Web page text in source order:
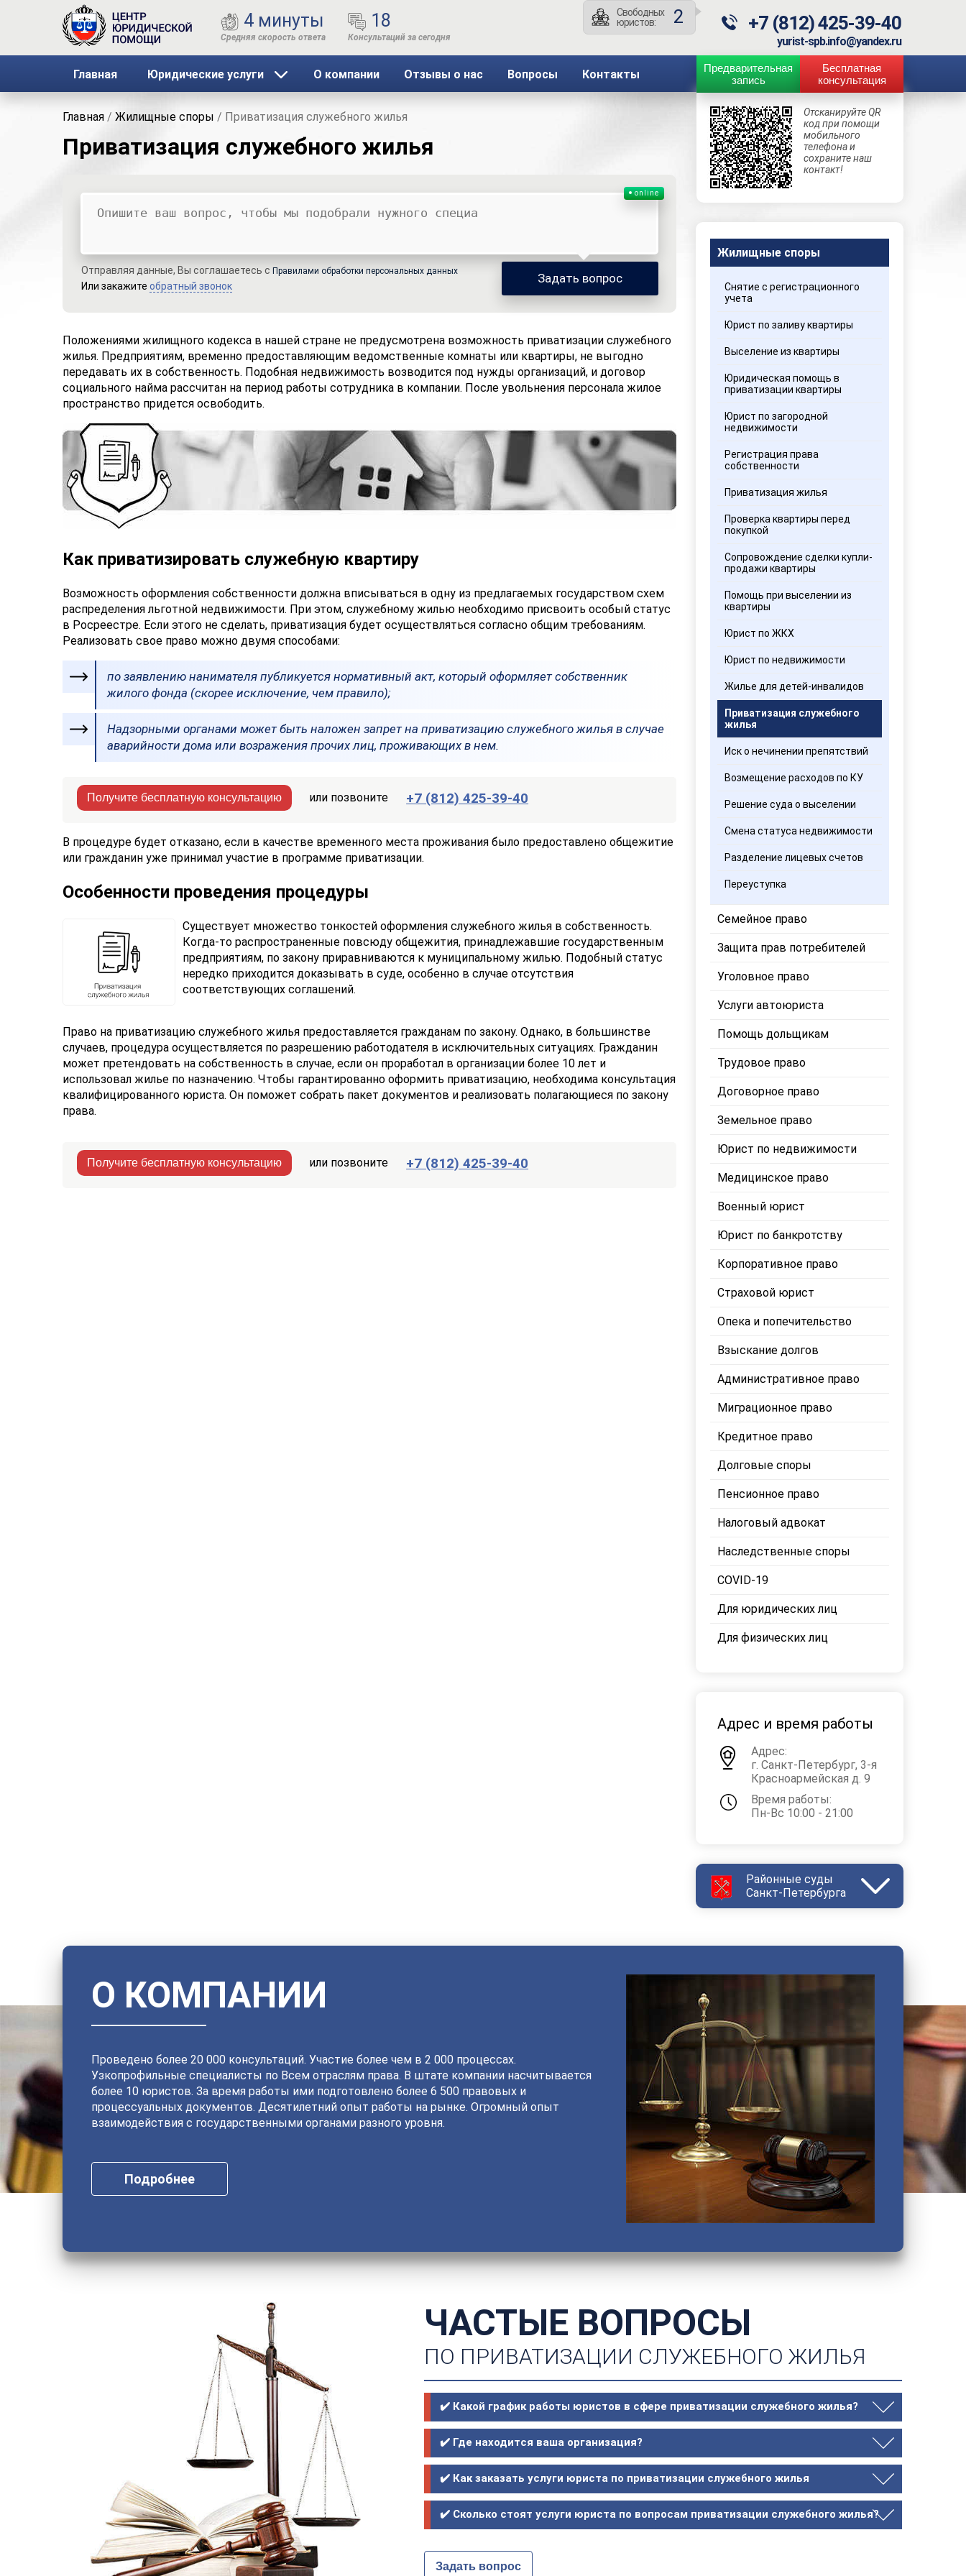
4 минуты 18
Свободных
юристов:
2 +7 (812) 425-39-40
yurist-spb.info@yandex.ru
Главная Юридические услуги О компании Отзывы о нас Вопросы Контакты
Предварительная
запись
Бесплатная
консультация
Главная / Жилищные споры / Приватизация служебного жилья
Приватизация служебного жилья
online
Отправляя данные, Вы соглашаетесь с Правилами обработки персональных данных
Или закажите обратный звонок
Задать вопрос
Положениями жилищного кодекса в нашей стране не предусмотрена возможность приватизации служебного
жилья. Предприятиям, временно предоставляющим ведомственные комнаты или квартиры, не выгодно
передавать их в собственность. Подобная недвижимость возводится под нужды организаций, и договор
социального найма рассчитан на период работы сотрудника в компании. После увольнения персонала жилое
пространство придется освободить.
Как приватизировать служебную квартиру
Возможность оформления собственности должна вписываться в одну из предлагаемых государством схем
распределения льготной недвижимости. При этом, служебному жилью необходимо присвоить особый статус
в Росреестре. Если этого не сделать, приватизация будет осуществляться согласно общим требованиям.
Реализовать свое право можно двумя способами:
по заявлению нанимателя публикуется нормативный акт, который оформляет собственник
жилого фонда (скорее исключение, чем правило);
Надзорными органами может быть наложен запрет на приватизацию служебного жилья в случае
аварийности дома или возражения прочих лиц, проживающих в нем.
Получите бесплатную консультацию или позвоните +7 (812) 425-39-40
В процедуре будет отказано, если в качестве временного места проживания было предоставлено общежитие
или гражданин уже принимал участие в программе приватизации.
Особенности проведения процедуры
Существует множество тонкостей оформления служебного жилья в собственность.
Когда-то распространенные повсюду общежития, принадлежавшие государственным
предприятиям, по закону приравниваются к муниципальному жилью. Подобный статус
нередко приходится доказывать в суде, особенно в случае отсутствия
соответствующих соглашений.
Право на приватизацию служебного жилья предоставляется гражданам по закону. Однако, в большинстве
случаев, процедура осуществляется по разрешению работодателя в исключительных ситуациях. Гражданин
может претендовать на собственность в случае, если он проработал в организации более 10 лет и
использовал жилье по назначению. Чтобы гарантированно оформить приватизацию, необходима консультация
квалифицированного юриста. Он поможет собрать пакет документов и реализовать полагающиеся по закону
права.
Получите бесплатную консультацию или позвоните +7 (812) 425-39-40
Отсканируйте QR
код при помощи
мобильного
телефона и
сохраните наш
контакт!
Жилищные споры
Снятие с регистрационного
учета
Юрист по заливу квартиры
Выселение из квартиры
Юридическая помощь в
приватизации квартиры
Юрист по загородной
недвижимости
Регистрация права
собственности
Приватизация жилья
Проверка квартиры перед
покупкой
Сопровождение сделки купли-
продажи квартиры
Помощь при выселении из
квартиры
Юрист по ЖКХ
Юрист по недвижимости
Жилье для детей-инвалидов
Приватизация служебного
жилья
Иск о нечинении препятствий
Возмещение расходов по КУ
Решение суда о выселении
Смена статуса недвижимости
Разделение лицевых счетов
Переуступка
Семейное право
Защита прав потребителей
Уголовное право
Услуги автоюриста
Помощь дольщикам
Трудовое право
Договорное право
Земельное право
Юрист по недвижимости
Медицинское право
Военный юрист
Юрист по банкротству
Корпоративное право
Страховой юрист
Опека и попечительство
Взыскание долгов
Административное право
Миграционное право
Кредитное право
Долговые споры
Пенсионное право
Налоговый адвокат
Наследственные споры
COVID-19
Для юридических лиц
Для физических лиц
Адрес и время работы
Адрес:
г. Санкт-Петербург, 3-я
Красноармейская д. 9
Время работы:
Пн-Вс 10:00 - 21:00
Районные суды
Санкт-Петербурга
Калининский
Кировский
Колпинский
Красногвардейский
Ленинский
Октябрьский
Петроградский
Петродворцовый
Приморский
Пушкинский
Смольнинский
Фрунзенский
О КОМПАНИИ
Проведено более 20 000 консультаций. Участие более чем в 2 000 процессах.
Узкопрофильные специалисты по Всем отраслям права. В штате компании насчитывается
более 10 юристов. За время работы ими подготовлено более 6 500 правовых и
процессуальных документов. Десятилетний опыт работы на рынке. Огромный опыт
взаимодействия с государственными органами разного уровня.
Подробнее
ЧАСТЫЕ ВОПРОСЫ
ПО ПРИВАТИЗАЦИИ СЛУЖЕБНОГО ЖИЛЬЯ
✔️ Какой график работы юристов в сфере приватизации служебного жилья?
✔️ Где находится ваша организация?
✔️ Как заказать услуги юриста по приватизации служебного жилья
✔️ Сколько стоят услуги юриста по вопросам приватизации служебного жилья?
Задать вопрос